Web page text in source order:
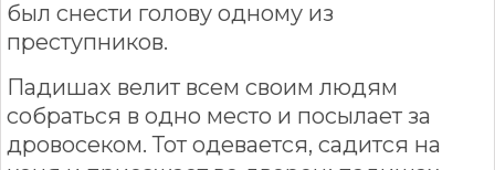
был снести голову одному из
преступников.
Падишах велит всем своим людям
собраться в одно место и посылает за
дровосеком. Тот одевается, садится на